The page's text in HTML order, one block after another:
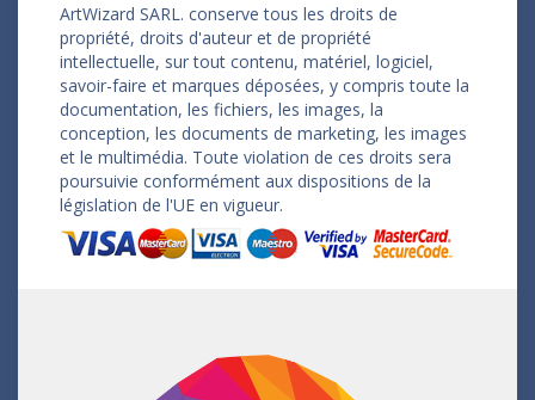
ArtWizard SARL. conserve tous les droits de
propriété, droits d'auteur et de propriété
intellectuelle, sur tout contenu, matériel, logiciel,
savoir-faire et marques déposées, y compris toute la
documentation, les fichiers, les images, la
conception, les documents de marketing, les images
et le multimédia. Toute violation de ces droits sera
poursuivie conformément aux dispositions de la
législation de l'UE en vigueur.